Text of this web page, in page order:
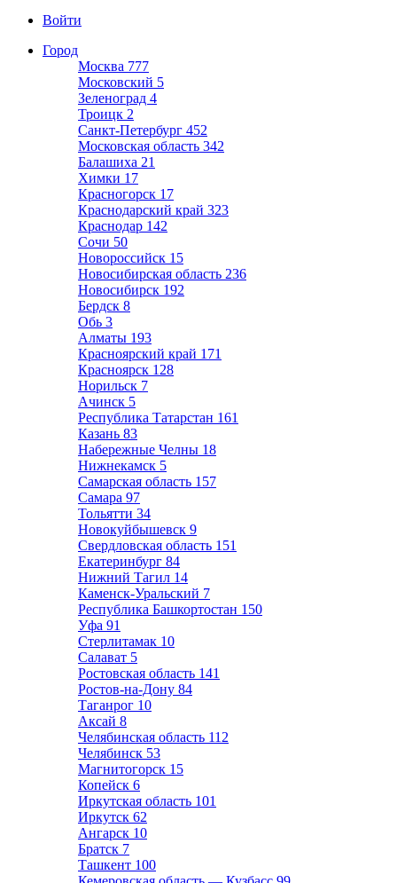
Войти
Город
Москва 777
Московский 5
Зеленоград 4
Троицк 2
Санкт-Петербург 452
Московская область 342
Балашиха 21
Химки 17
Красногорск 17
Краснодарский край 323
Краснодар 142
Сочи 50
Новороссийск 15
Новосибирская область 236
Новосибирск 192
Бердск 8
Обь 3
Алматы 193
Красноярский край 171
Красноярск 128
Норильск 7
Ачинск 5
Республика Татарстан 161
Казань 83
Набережные Челны 18
Нижнекамск 5
Самарская область 157
Самара 97
Тольятти 34
Новокуйбышевск 9
Свердловская область 151
Екатеринбург 84
Нижний Тагил 14
Каменск-Уральский 7
Республика Башкортостан 150
Уфа 91
Стерлитамак 10
Салават 5
Ростовская область 141
Ростов-на-Дону 84
Таганрог 10
Аксай 8
Челябинская область 112
Челябинск 53
Магнитогорск 15
Копейск 6
Иркутская область 101
Иркутск 62
Ангарск 10
Братск 7
Ташкент 100